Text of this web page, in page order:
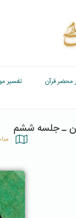
محضر قرآن تفسیر
ـ جلسه ششم